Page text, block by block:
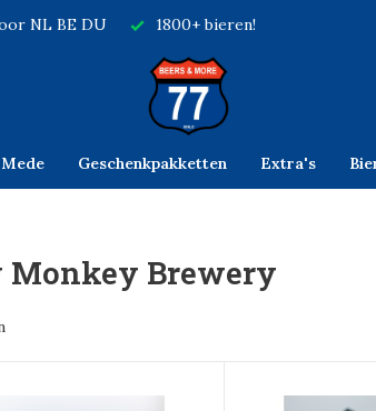
NL BE DU 1800+ bieren!
Mede Geschenkpakketten Extra's
Monkey Brewery